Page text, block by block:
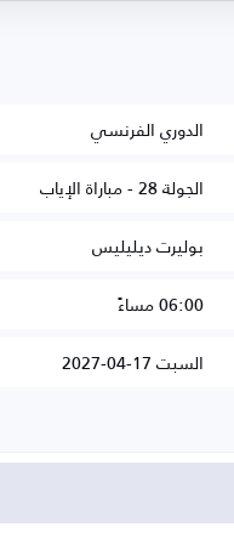
الدوري الفرنسي
الجولة 28 - مباراة الإياب
بوليرت ديليليس
06:00 مساءً
السبت 17-04-2027